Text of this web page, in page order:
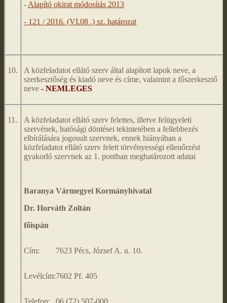
- Alapító okirat módosítás 2013
- 121 / 2016. (VI.08 .) sz. határozat
10.
A közfeladatot ellátó szerv által alapított lapok neve, a
szerkesztőség és kiadó neve és címe, valamint a főszerkesztő
neve - NEMLEGES
11.
A közfeladatot ellátó szerv felettes, illetve felügyeleti
szervének, hatósági döntései tekintetében a fellebbezés
elbírálására jogosult szervnek, ennek hiányában a
közfeladatot ellátó szerv felett törvényességi ellenőrzést
gyakorló szervnek az 1. pontban meghatározott adatai
Baranya Vármegyei Kormányhivatal
Dr. Horváth Zoltán
főispán
Cím: 7623 Pécs, József A. u. 10.
Levélcím:7602 Pf. 405
Telefon: 06 (72) 507-000